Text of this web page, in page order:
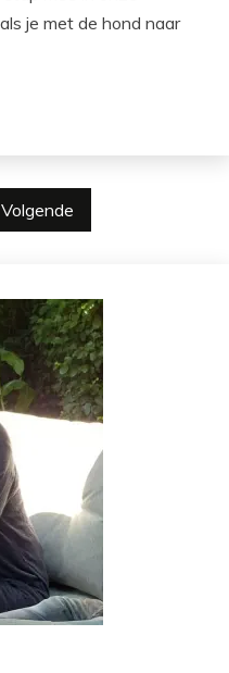
je met de hond naar
Volgende